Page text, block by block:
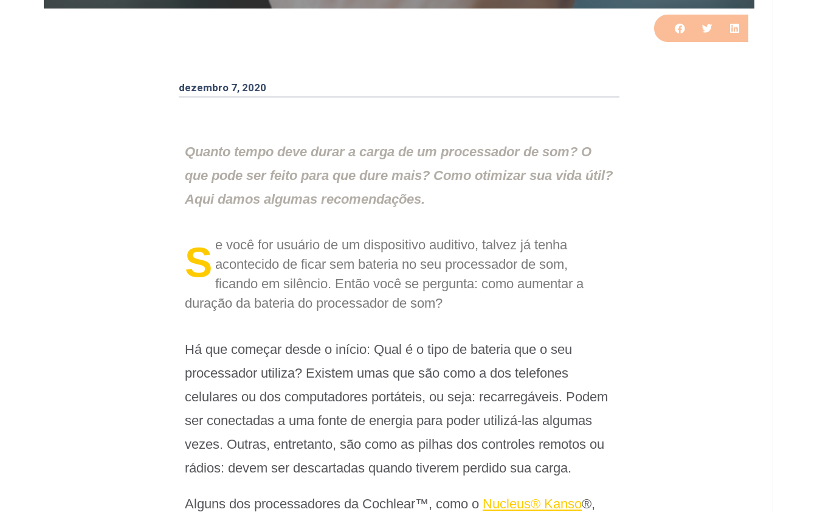
dezembro 7, 2020
Quanto tempo deve durar a carga de um processador de som? O
que pode ser feito para que dure mais? Como otimizar sua vida útil?
Aqui damos algumas recomendações.
S e você for usuário de um dispositivo auditivo, talvez já tenha
acontecido de ficar sem bateria no seu processador de som,
ficando em silêncio. Então você se pergunta: como aumentar a
duração da bateria do processador de som?
Há que começar desde o início: Qual é o tipo de bateria que o seu
processador utiliza? Existem umas que são como a dos telefones
celulares ou dos computadores portáteis, ou seja: recarregáveis. Podem
ser conectadas a uma fonte de energia para poder utilizá-las algumas
vezes. Outras, entretanto, são como as pilhas dos controles remotos ou
rádios: devem ser descartadas quando tiverem perdido sua carga.
Alguns dos processadores da Cochlear™, como o Nucleus® Kanso®,